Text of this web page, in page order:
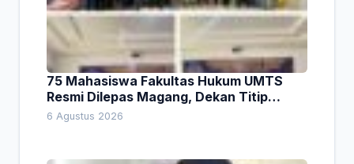
75 Mahasiswa Fakultas Hukum UMTS
Resmi Dilepas Magang, Dekan Titip
Empat Pesan Penting
6 Agustus 2026